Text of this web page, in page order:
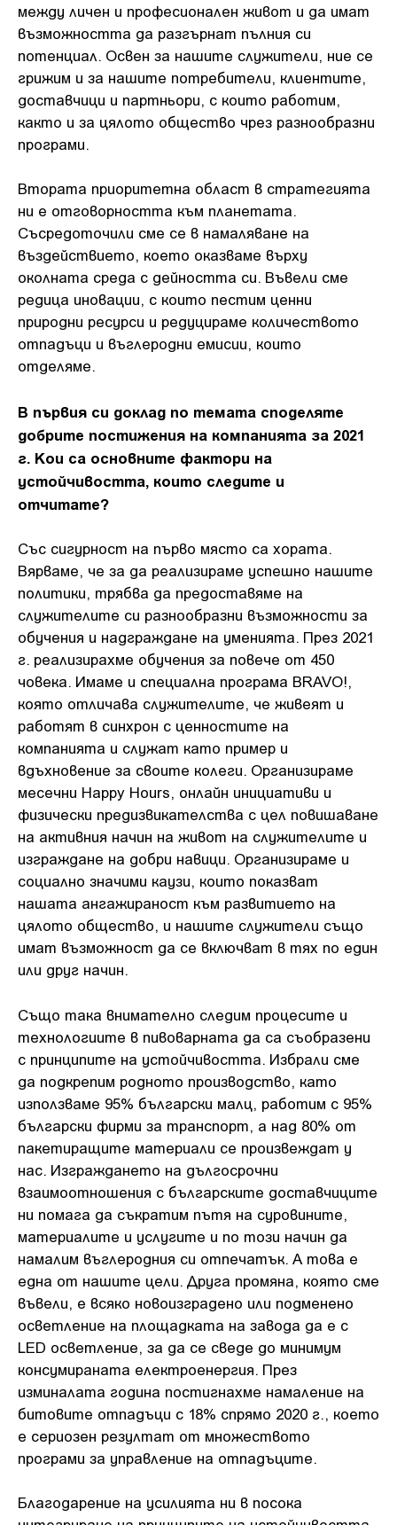
между личен и професионален живот и да имат
възможността да разгърнат пълния си
потенциал. Освен за нашите служители, ние се
грижим и за нашите потребители, клиентите,
доставчици и партньори, с които работим,
както и за цялото общество чрез разнообразни
програми.
Втората приоритетна област в стратегията
ни е отговорността към планетата.
Съсредоточили сме се в намаляване на
въздействието, което оказваме върху
околната среда с дейността си. Въвели сме
редица иновации, с които пестим ценни
природни ресурси и редуцираме количеството
отпадъци и въглеродни емисии, които
отделяме.
В първия си доклад по темата споделяте
добрите постижения на компанията за 2021
г. Кои са основните фактори на
устойчивостта, които следите и
отчитате?
Със сигурност на първо място са хората.
Вярваме, че за да реализираме успешно нашите
политики, трябва да предоставяме на
служителите си разнообразни възможности за
обучения и надграждане на уменията. През 2021
г. реализирахме обучения за повече от 450
човека. Имаме и специална програма BRAVO!,
която отличава служителите, че живеят и
работят в синхрон с ценностите на
компанията и служат като пример и
вдъхновение за своите колеги. Организираме
месечни Happy Hours, онлайн инициативи и
физически предизвикателства с цел повишаване
на активния начин на живот на служителите и
изграждане на добри навици. Организираме и
социално значими каузи, които показват
нашата ангажираност към развитието на
цялото общество, и нашите служители също
имат възможност да се включват в тях по един
или друг начин.
Също така внимателно следим процесите и
технологиите в пивоварната да са съобразени
с принципите на устойчивостта. Избрали сме
да подкрепим родното производство, като
използваме 95% български малц, работим с 95%
български фирми за транспорт, а над 80% от
пакетиращите материали се произвеждат у
нас. Изграждането на дългосрочни
взаимоотношения с българските доставчиците
ни помага да съкратим пътя на суровините,
материалите и услугите и по този начин да
намалим въглеродния си отпечатък. А това е
една от нашите цели. Друга промяна, която сме
въвели, е всяко новоизградено или подменено
осветление на площадката на завода да е с
LED осветление, за да се сведе до минимум
консумираната електроенергия. През
изминалата година постигнахме намаление на
битовите отпадъци с 18% спрямо 2020 г., което
е сериозен резултат от множеството
програми за управление на отпадъците.
Благодарение на усилията ни в посока